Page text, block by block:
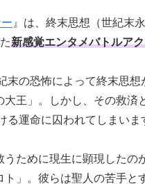
』は、終末思想（世紀末
新感覚エンタメバトルア
末の恐怖によって終末思
王」。しかし、その救済
運命に囚われてしまいま
ために現生に顕現したの
」。彼らは聖人の苦手と